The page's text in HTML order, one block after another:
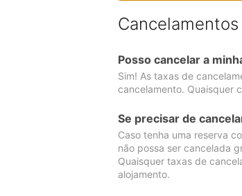
Cancelamentos
Posso cancelar a
Sim! As taxas de
cancelamento. Quaisquer
Se precisar de
Caso tenha uma reserva
não possa ser cancelada
Quaisquer taxas de
alojamento.